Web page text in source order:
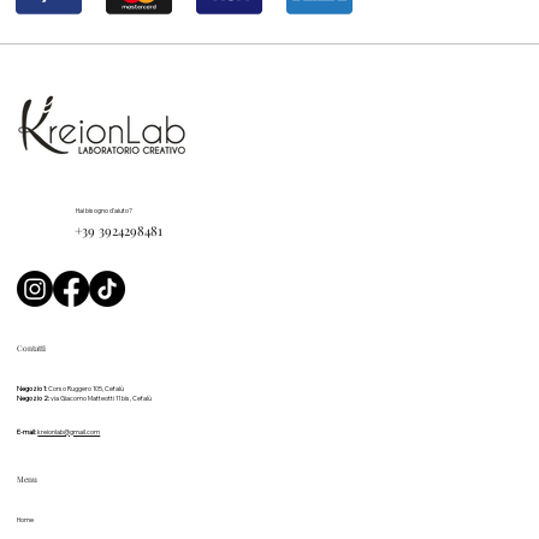
Contatti
Negozio 1:Corso Ruggero 105, Cefalù
Negozio 2:via Giacomo Matteotti 11 bis, Cefalù
E-mail: kreionlab@gmail.com
Menu
Home
Hai bisogno d'aiuto?
+39 3924298481